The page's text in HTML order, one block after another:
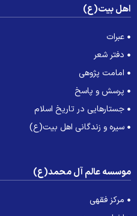
بیت(ع)
عبرات
دفتر شعر
امامت پژوهی
پرسش و پاسخ
جستارهایی در تاریخ اسلام
سیره و زندگانی اهل بیت(ع)
عالم آل محمد(ع)
مرکز فقهی